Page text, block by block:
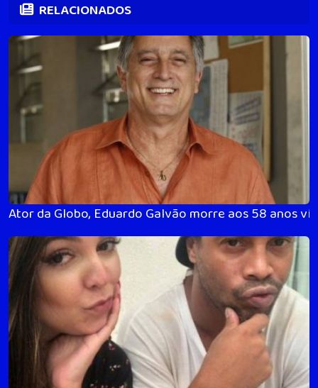
RELACIONADOS
Ator da Globo, Eduardo Galvão morre aos 58 anos